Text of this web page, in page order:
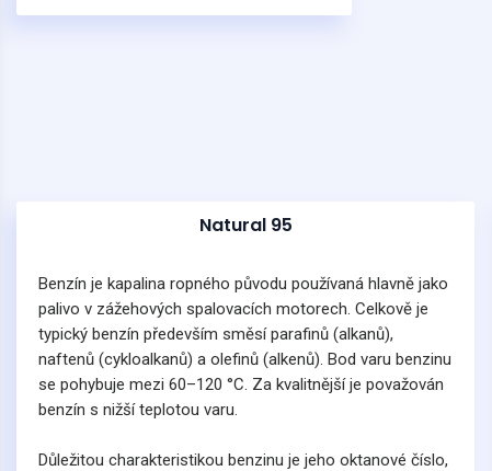
Natural 95
Benzín je kapalina ropného původu používaná hlavně jako
palivo v zážehových spalovacích motorech. Celkově je
typický benzín především směsí parafinů (alkanů),
naftenů (cykloalkanů) a olefinů (alkenů). Bod varu benzinu
se pohybuje mezi 60–120 °C. Za kvalitnější je považován
benzín s nižší teplotou varu.
Důležitou charakteristikou benzinu je jeho oktanové číslo,